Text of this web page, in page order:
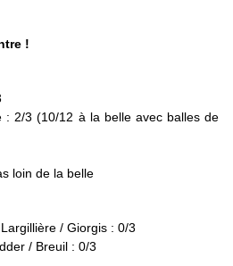
!
: 2/3 (10/12 à la belle avec balles de
loin de la belle
/ Giorgis : 0/3
/ Breuil : 0/3